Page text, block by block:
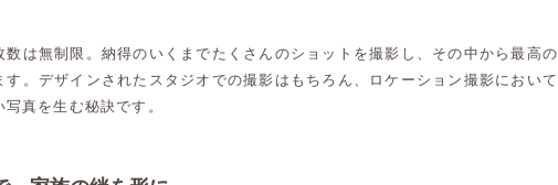
は無制限。納得のいくまでたくさんのショットを撮影し、その中から最高の
。デザインされたスタジオでの撮影はもちろん、ロケーション撮影において
真を生む秘訣です。